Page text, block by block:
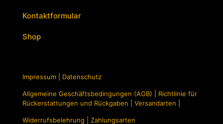
Kontaktformular
Shop
Impressum Datenschutz
Allgemeine Geschäftsbedingungen (AGB)
Richtlinie für
Rückerstattungen und Rückgaben
Versandarten
Widerrufsbelehrung Zahlungsarten